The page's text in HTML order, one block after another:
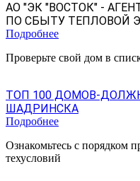
АО "ЭК "ВОСТОК" -
ПО СБЫТУ ТЕПЛОВОЙ
Подробнее
Проверьте свой дом в
ТОП 100 ДОМОВ-
ШАДРИНСКА
Подробнее
Ознакомьтесь с порядком
техусловий